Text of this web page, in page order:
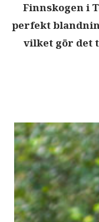
Finnskogen i
perfekt
vilket gör det